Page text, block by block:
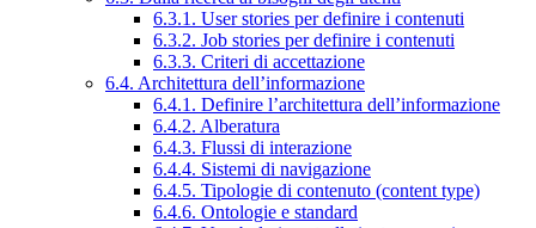
6.3.1. User stories per definire i contenuti
6.3.2. Job stories per definire i contenuti
6.3.3. Criteri di accettazione
6.4. Architettura dell’informazione
6.4.1. Definire l’architettura dell’informazione
6.4.2. Alberatura
6.4.3. Flussi di interazione
6.4.4. Sistemi di navigazione
6.4.5. Tipologie di contenuto (content type)
6.4.6. Ontologie e standard